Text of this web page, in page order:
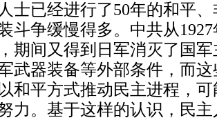
士已经进行了50年的和平
斗争缓慢得多。中共从1927
期间又得到日军消灭了国
武器装备等外部条件，而
和平方式推动民主进程，
力。基于这样的认识，民